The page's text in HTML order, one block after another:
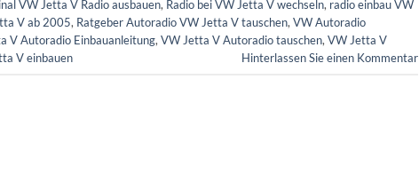
VW Jetta V Radio ausbauen, Radio bei VW Jetta V wechseln, radio einbau VW
V ab 2005, Ratgeber Autoradio VW Jetta V tauschen, VW Autoradio
V Autoradio Einbauanleitung, VW Jetta V Autoradio tauschen, VW Jetta V
V einbauen Hinterlassen Sie einen Kommentar